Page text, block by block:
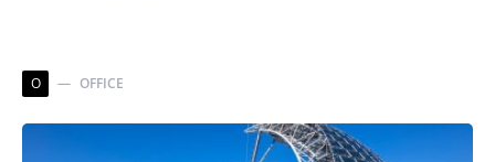
O OFFICE